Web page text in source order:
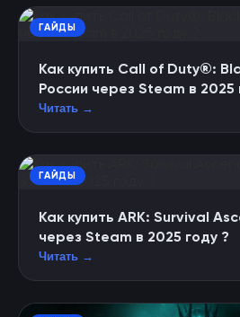
ГАЙДЫ
Как купить Call of Duty®:
России через Steam в 2025
Читать →
ГАЙДЫ
Как купить ARK: Survival
через Steam в 2025 году ?
Читать →